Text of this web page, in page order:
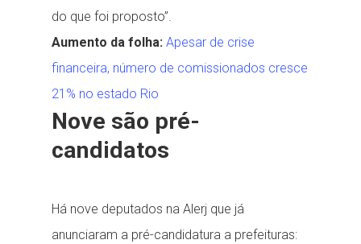
do que foi proposto”.
Aumento da folha: Apesar de crise
financeira, número de comissionados cresce
21% no estado Rio
Nove são pré-
candidatos
Há nove deputados na Alerj que já
anunciaram a pré-candidatura a prefeituras: